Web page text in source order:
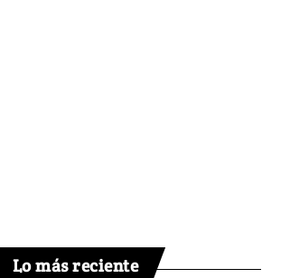
Lo más reciente